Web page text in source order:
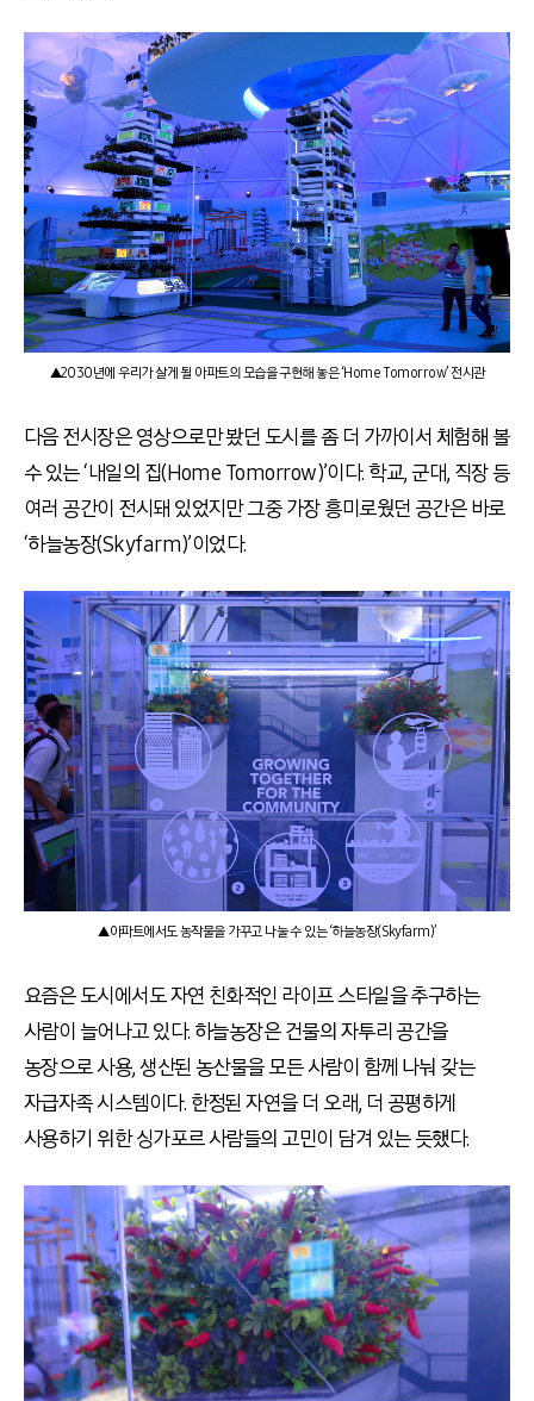
▲2030년에 우리가 살게 될 아파트의 모습을 구현해 놓은 ‘Home Tomorrow’ 전시관
다음 전시장은 영상으로만 봤던 도시를 좀 더 가까이서 체험해 볼
수 있는 ‘내일의 집(Home Tomorrow)’이다. 학교, 군대, 직장 등
여러 공간이 전시돼 있었지만 그중 가장 흥미로웠던 공간은 바로
‘하늘농장(Skyfarm)’이었다.
▲아파트에서도 농작물을 가꾸고 나눌 수 있는 ‘하늘농장(Skyfarm)’
요즘은 도시에서도 자연 친화적인 라이프 스타일을 추구하는
사람이 늘어나고 있다. 하늘농장은 건물의 자투리 공간을
농장으로 사용, 생산된 농산물을 모든 사람이 함께 나눠 갖는
자급자족 시스템이다. 한정된 자연을 더 오래, 더 공평하게
사용하기 위한 싱가포르 사람들의 고민이 담겨 있는 듯했다.